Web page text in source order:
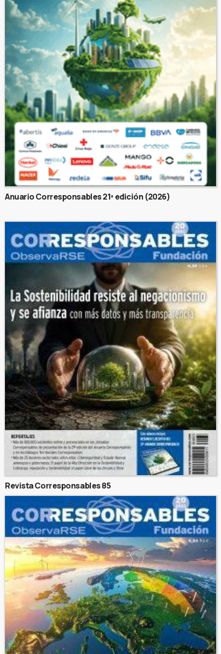
Anuario Corresponsables 21ª edición (2026)
Revista Corresponsables 85